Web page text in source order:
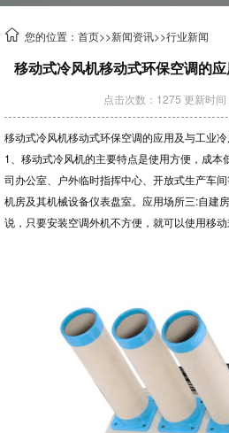
心
资
例
持
我
们
赁
业
务
您的位置： 首页>>新闻资讯>>行业新闻
移动式冷风机移动式环保空调的
点击次数：1275 更新时
移动式冷风机移动式环保空调的应用及与工业冷
1、移动式冷风机的主要特点是使用方便，成
司办公室、户外临时指挥中心、开放式生产车
机房及其机械设备仪表盘室。应用场所三:自建
说，只要安装空调外机不方便，就可以使用移动